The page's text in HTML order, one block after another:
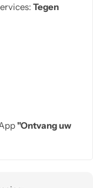
Tegen
"Ontvang uw